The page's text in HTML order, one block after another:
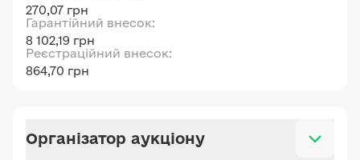
270,07 грн
Гарантійний внесок:
8 102,19 грн
Реєстраційний внесок:
864,70 грн
Організатор аукціону